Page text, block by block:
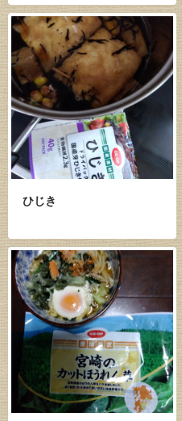
ひじき